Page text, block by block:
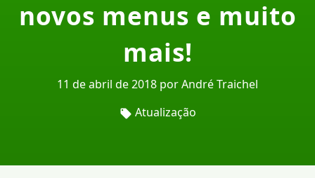
novos menus e muito
mais!
11 de abril de 2018 por André Traichel
Atualização